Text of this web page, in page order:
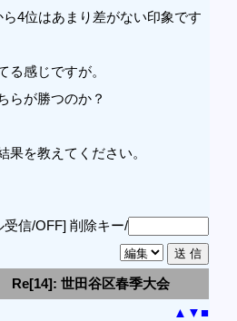
4位はあまり差がない印象です
る感じですが。
らが勝つのか？
果を教えてください。
信/OFF] 削除キー/
Re[14]: 世田谷区春季大会
▲ ▼■